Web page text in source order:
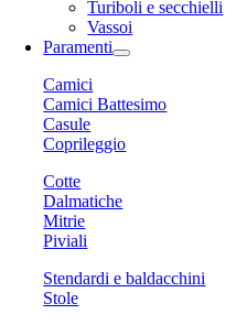
Turiboli e secchielli
Vassoi
Paramenti
Camici
Camici Battesimo
Casule
Coprileggio
Cotte
Dalmatiche
Mitrie
Piviali
Stendardi e baldacchini
Stole